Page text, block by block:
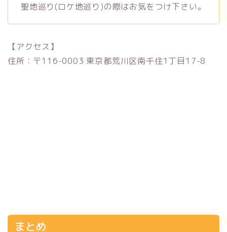
聖地巡り(ロケ地巡り)の際はお気をつけ下さい。
【アクセス】
住所：〒116-0003 東京都荒川区南千住1丁目17-8
まとめ